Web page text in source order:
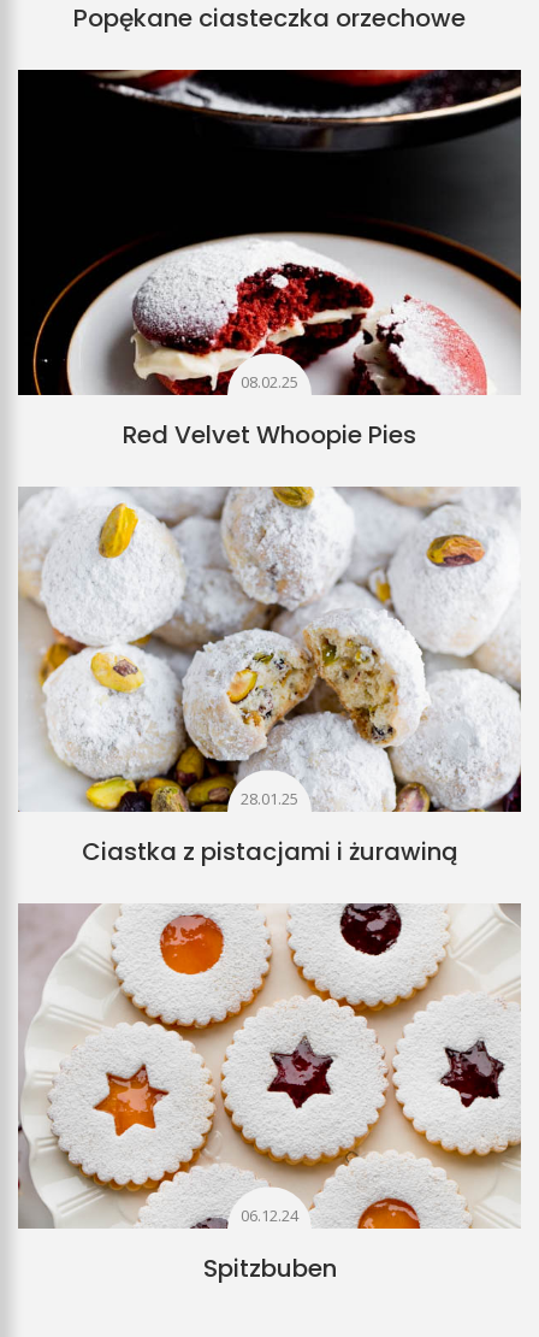
Popękane ciasteczka orzechowe
08.02.25
Red Velvet Whoopie Pies
28.01.25
Ciastka z pistacjami i żurawiną
06.12.24
Spitzbuben